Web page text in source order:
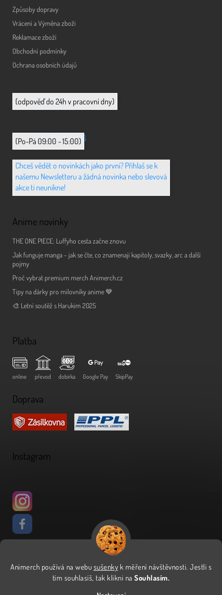
Animerch používá na webu sušenky k měření návštěvnosti. Jestli s
tím souhlasíš, tak klikni naSouhlasím.
Způsoby dopravy
Vrácení a Výměna zboží
Reklamace zboží
Obchodní podmínky
Ochrana osobních údajů
info@animerch.cz
(odpověď do 24h v pracovní dny)
+420 702 851 036
(Po-Pá 09:00 - 15:00)
Chceš vědět o novinkách jako první? Přihlaš se k
našemu Newsletteru a žádná novinka nebo slevová
akce ti neunikne!
Anime novinky
THE ONE PIECE: Luffyho cesta začne znovu
Jak funguje manga - jak se čte, co znamenají kapitoly, svazky, arc a další
pojmy
Proč vybrat premium merch Animerch.cz
Tipy na dárky pro milovníky anime 💙
🎨 Letní soutěž s Harukim 2025
Platba
online převod dobírka Google Pay SkipPay
Doprava
Instagram
Vytvořil Shoptet